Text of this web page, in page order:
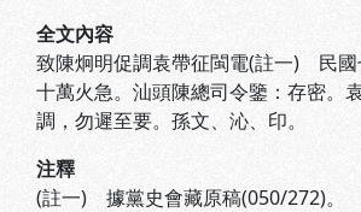
全文內容
致陳炯明促調袁帶征閩電(註一) 民
十萬火急。汕頭陳總司令鑒：存密。
調，勿遲至要。孫文、沁、印。
注釋
(註一) 據黨史會藏原稿(050/272)。